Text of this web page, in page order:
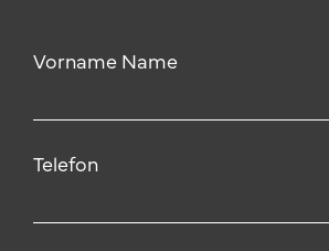
Vorname Name
Telefon